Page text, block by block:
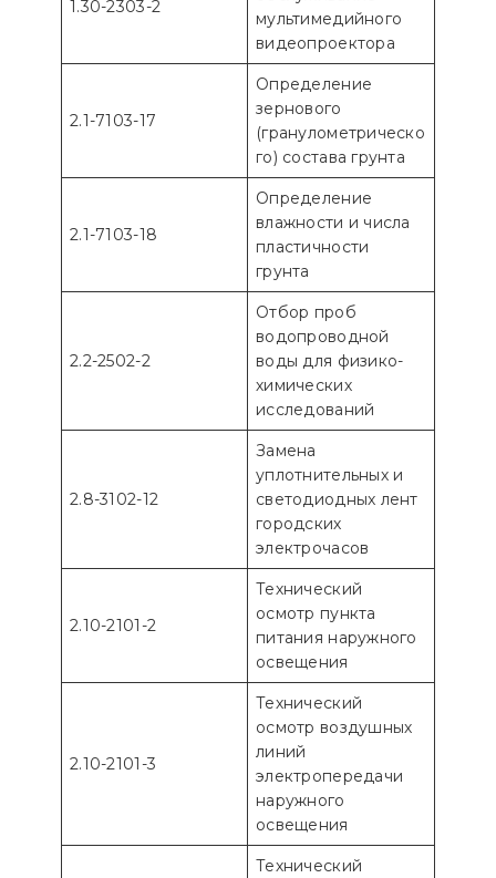
1.30-2303-2
мультимедийного
видеопроектора
2.1-7103-17
Определение
зернового
(гранулометрическо
го) состава грунта
2.1-7103-18
Определение
влажности и числа
пластичности
грунта
2.2-2502-2
Отбор проб
водопроводной
воды для физико-
химических
исследований
2.8-3102-12
Замена
уплотнительных и
светодиодных лент
городских
электрочасов
2.10-2101-2
Технический
осмотр пункта
питания наружного
освещения
2.10-2101-3
Технический
осмотр воздушных
линий
электропередачи
наружного
освещения
Технический